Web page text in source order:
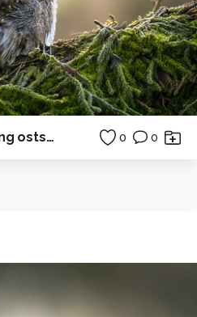
Zonsondergang camping ostsee duitsland horizon 0 0